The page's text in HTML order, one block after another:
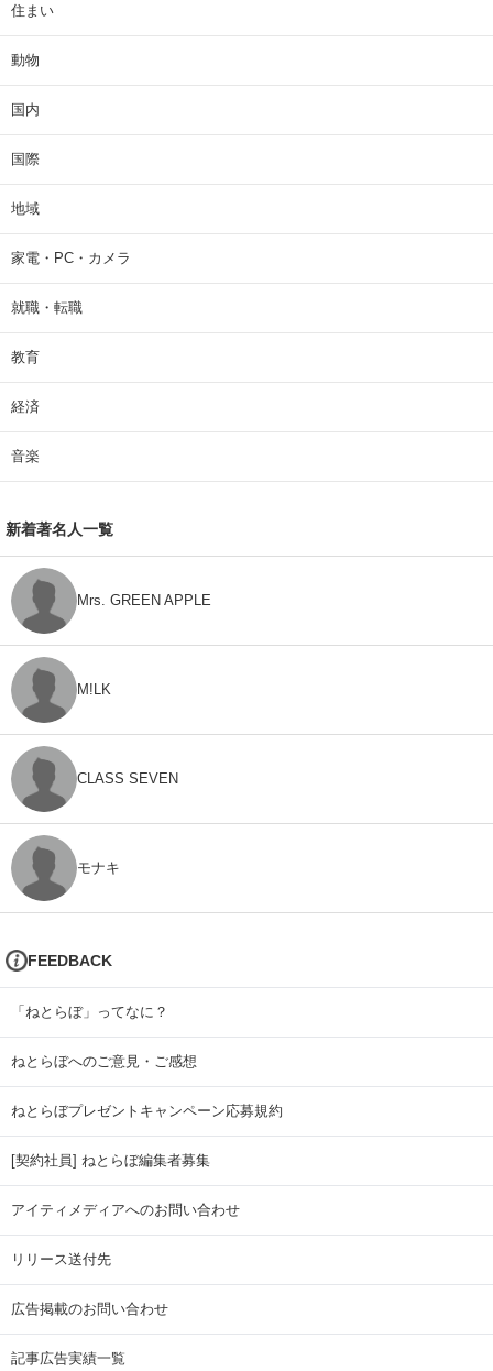
住まい
動物
国内
国際
地域
家電・PC・カメラ
就職・転職
教育
経済
音楽
新着著名人一覧
Mrs. GREEN APPLE
M!LK
CLASS SEVEN
モナキ
FEEDBACK
「ねとらぼ」ってなに？
ねとらぼへのご意見・ご感想
ねとらぼプレゼントキャンペーン応募規約
[契約社員] ねとらぼ編集者募集
アイティメディアへのお問い合わせ
リリース送付先
広告掲載のお問い合わせ
記事広告実績一覧